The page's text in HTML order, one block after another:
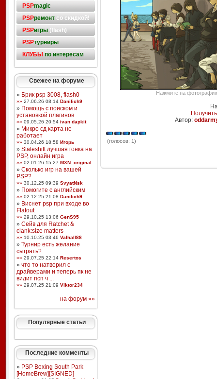
PSPmagic
PSPремонтсо скидкой!
PSPигры(flash)
PSPтурниры
КЛУБЫ по интересам
Свежее на форуме
» Брик psp 3008, flash0
»» 27.06.26 08:14 Danilich9
» Помощь с поиском и
установкой плагинов
»» 09.05.26 20:54 ivan dapkit
» Микро сд карта не
работает
»» 30.04.26 18:58 Игорь
» Stateshift лучшая гонка на
PSP, онлайн игра
»» 02.01.26 15:27 MXN_original
» Сколько игр на вашей
PSP?
»» 30.12.25 09:39 SvyatNsk
» Помогите с английским
»» 02.12.25 21:08 Danilich9
» Виснет psp при входе во
Flatout
»» 29.10.25 13:06 GenS95
» Сейв для Ratchet &
clank:size matters
»» 10.10.25 03:46 Valhall88
» Турнир есть желание
сыграть?
»» 29.07.25 22:14 Resertos
» что то натворил с
драйверами и теперь пк не
видит псп ч ...
»» 29.07.25 21:09 Viktor234
на форум »»
Популярные статьи
Последние комменты
» PSP Boxing South Park
[HomeBrew][SIGNED]
Нажмите на
Автор:
(голосов: 1)